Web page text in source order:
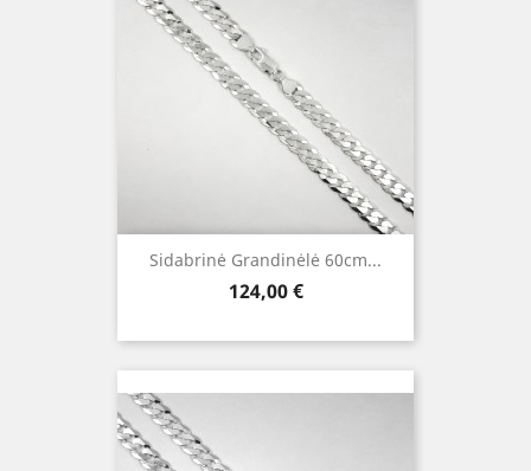
Sidabrinė Grandinėlė 60cm...
Kaina
124,00 €